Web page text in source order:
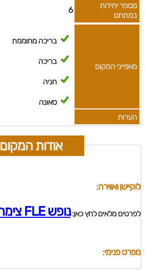
מספר יחידות
במתחם
6
מאפייני המקום
בריכה מחוממת
בריכה
חניה
סאונה
הערות
אודות המקום
לוקיישן ואווירה:
לפרטים מלאים לחץ כאן:נופש FLE צימר בקתות העץ
מפרט פנימי: